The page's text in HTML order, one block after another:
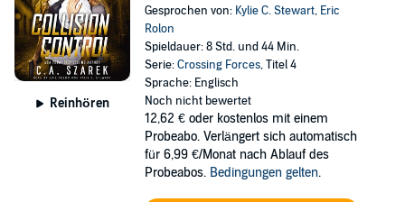
Reinhören
Gesprochen von: Kylie C. Stewart, Eric
Rolon
Spieldauer: 8 Std. und 44 Min.
Serie:Crossing Forces, Titel 4
Sprache: Englisch
Noch nicht bewertet
12,62 € oder kostenlos mit einem
Probeabo. Verlängert sich automatisch
für 6,99 €/Monat nach Ablauf des
Probeabos. Bedingungen gelten.